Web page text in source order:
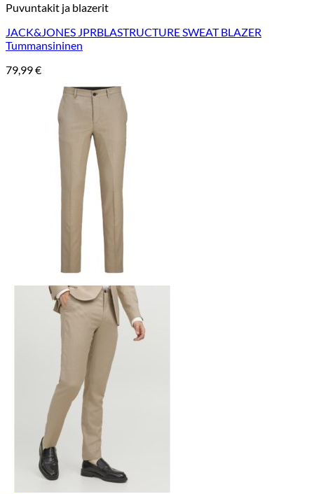
Puvuntakit ja blazerit
JACK&JONES JPRBLASTRUCTURE SWEAT BLAZER
Tummansininen
79,99€